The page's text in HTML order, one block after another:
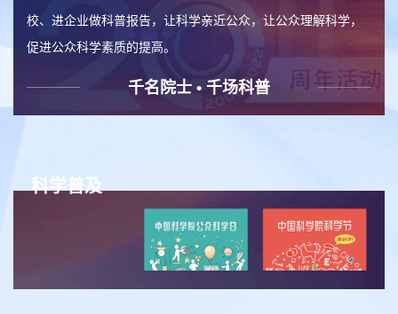
校、进企业做科普报告，让科学亲近公众，让公众理解科学，
促进公众科学素质的提高。
千名院士 • 千场科普
科学普及